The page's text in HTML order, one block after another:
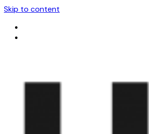
Skip to content